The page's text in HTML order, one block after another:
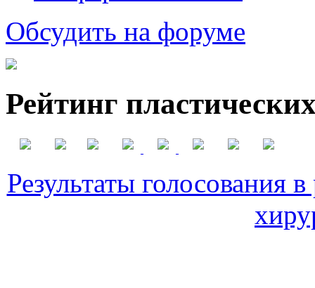
Обсудить на форуме
Рейтинг
Результаты голосования